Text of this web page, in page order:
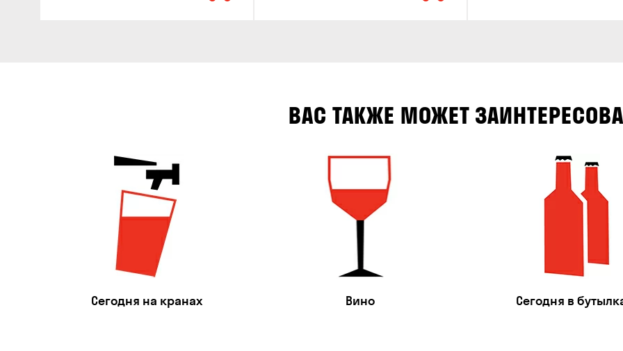
ВАС ТАКЖЕ МОЖЕТ
Сегодня на кранах Вино Сегодня в